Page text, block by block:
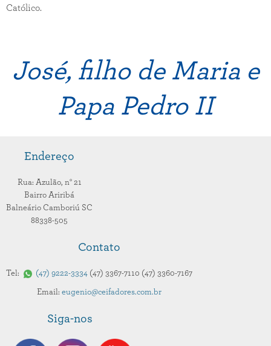
Católico.
José, filho de Maria e
Papa Pedro II
Endereço
Rua: Azulão, n° 21
Bairro Ariribá
Balneário Camboriú SC
88338-505
Contato
Tel: 47 9222-3334 47 3367-7110 47 3360-7167
Email: eugenio@ceifadores.com.br
Siga-nos